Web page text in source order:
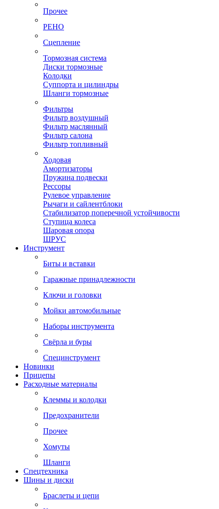
Прочее
РЕНО
Сцепление
Тормозная система
Диски тормозные
Колодки
Суппорта и цилиндры
Шланги тормозные
Фильтры
Фильтр воздушный
Фильтр маслянный
Фильтр салона
Фильтр топливный
Ходовая
Амортизаторы
Пружина подвески
Рессоры
Рулевое управление
Рычаги и сайлентблоки
Стабилизатор поперечной устойчивости
Ступица колеса
Шаровая опора
ШРУС
Инструмент
Биты и вставки
Гаражные принадлежности
Ключи и головки
Мойки автомобильные
Наборы инструмента
Свёрла и буры
Специнструмент
Новинки
Прицепы
Расходные материалы
Клеммы и колодки
Предохранители
Прочее
Хомуты
Шланги
Спецтехника
Шины и диски
Браслеты и цепи